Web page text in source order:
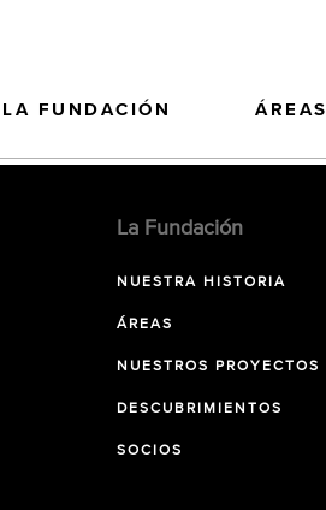
LA FUNDACIÓN ÁREAS
La Fundación
NUESTRA HISTORIA
ÁREAS
NUESTROS PROYECTOS
DESCUBRIMIENTOS
SOCIOS